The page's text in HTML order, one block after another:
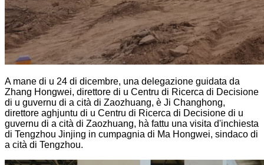
A mane di u 24 di dicembre, una delegazione guidata da
Zhang Hongwei, direttore di u Centru di Ricerca di Decisione
di u guvernu di a cità di Zaozhuang, è Ji Changhong,
direttore aghjuntu di u Centru di Ricerca di Decisione di u
guvernu di a cità di Zaozhuang, hà fattu una visita d'inchiesta
di Tengzhou Jinjing in cumpagnia di Ma Hongwei, sindaco di
a cità di Tengzhou.